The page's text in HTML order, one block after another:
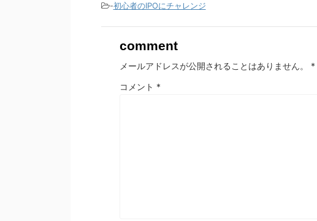
-初心者のIPOにチャレンジ
comment
メールアドレスが公開されることはありません。 *
コメント *